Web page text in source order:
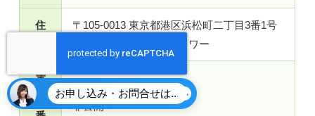
住
〒105-0013 東京都港区浜松町二丁目3番1号
日本生命浜松町クレアタワー
電
話
非公開
お申し込み・お問合せはこちら